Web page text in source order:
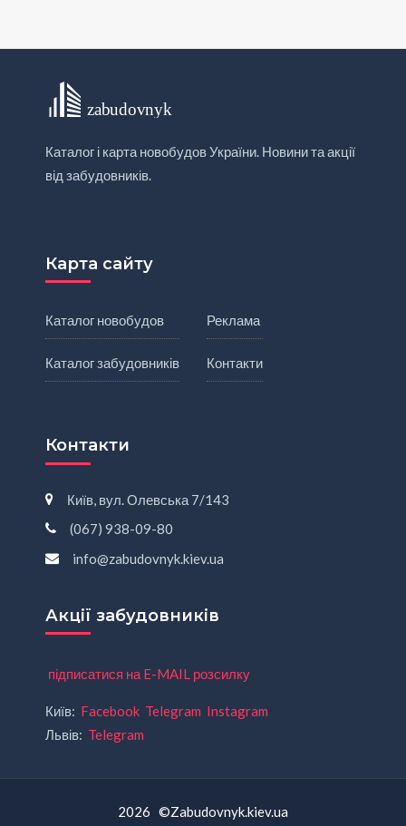
Каталог і карта новобудов України. Новини та акції
від забудовників.
Карта сайту
Каталог новобудов
Каталог забудовників
Реклама
Контакти
Контакти
Київ, вул. Олевська 7/143
(067) 938-09-80
info@zabudovnyk.kiev.ua
Акції забудовників
підписатися на E-MAIL розсилку
Київ: Facebook Telegram Instagram
Львів: Telegram
2026 ©Zabudovnyk.kiev.ua